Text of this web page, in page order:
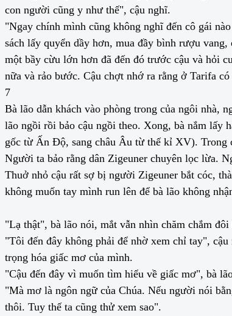
con người cũng y như thế", cậu nghĩ.
"Ngay chính mình cũng không nghĩ đến cô gái
sách lấy quyển dầy hơn, mua đầy bình rượu
một bầy cừu lớn hơn đã đến đó trước cậu và hỏi
nữa và rảo bước. Cậu chợt nhớ ra rằng ở Tarifa
7
Bà lão dẫn khách vào phòng trong của ngôi nhà,
lão ngồi rồi bảo cậu ngồi theo. Xong, bà nắm lấy
gốc từ Ấn Độ, sang châu Âu từ thế kỉ XV). Trong
Người ta bảo rằng dân Zigeuner chuyên lọc lừa.
Thuở nhỏ cậu rất sợ bị người Zigeuner bắt cóc,
không muốn tay mình run lên để bà lão không
"Lạ thật", bà lão nói, mắt vẫn nhìn chăm chắm
"Tôi đến đây không phải để nhờ xem chỉ tay",
trọng hóa giấc mơ của mình.
"Cậu đến đây vì muốn tìm hiểu về giấc mơ", bà
"Mà mơ là ngôn ngữ của Chúa. Nếu người nói
thôi. Tuy thế ta cũng thử xem sao".